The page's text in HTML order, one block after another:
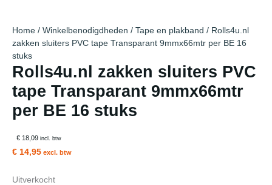
Home / Winkelbenodigdheden / Tape en plakband / Rolls4u.nl
zakken sluiters PVC tape Transparant 9mmx66mtr per BE 16
stuks
Rolls4u.nl zakken sluiters PVC
tape Transparant 9mmx66mtr
per BE 16 stuks
€ 18,09incl. btw
€ 14,95 excl. btw
Uitverkocht